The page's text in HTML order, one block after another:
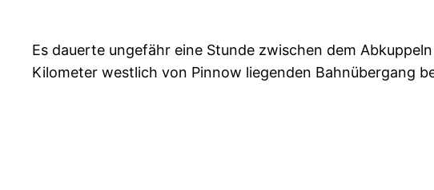
Es dauerte ungefähr eine Stunde zwischen dem
Kilometer westlich von Pinnow liegenden Bahnübergang